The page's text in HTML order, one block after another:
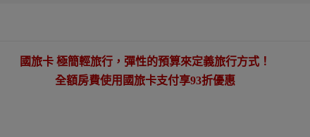
國旅卡 極簡輕旅行，彈性的預算來定義旅行方式！
全額房費使用國旅卡支付享93折優惠